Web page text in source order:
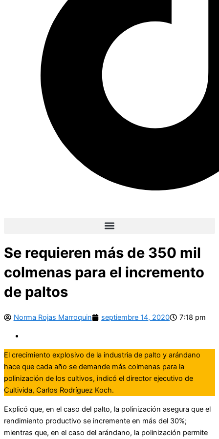
Se requieren más de 350 mil
colmenas para el incremento
de paltos
Norma Rojas Marroquin septiembre 14, 2020 7:18 pm
El crecimiento explosivo de la industria de palto y arándano
hace que cada año se demande más colmenas para la
polinización de los cultivos, indicó el director ejecutivo de
Cultivida, Carlos Rodríguez Koch.
Explicó que, en el caso del palto, la polinización asegura que el
rendimiento productivo se incremente en más del 30%;
mientras que, en el caso del arándano, la polinización permite